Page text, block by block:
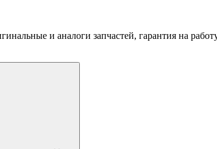
и аналоги запчастей, гарантия на